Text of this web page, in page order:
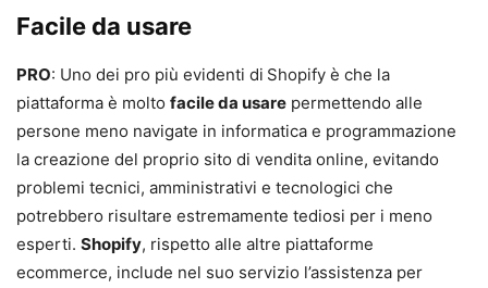
Facile da usare
PRO: Uno dei pro più evidenti di Shopify è che la
piattaforma è molto facile da usare permettendo alle
persone meno navigate in informatica e programmazione
la creazione del proprio sito di vendita online, evitando
problemi tecnici, amministrativi e tecnologici che
potrebbero risultare estremamente tediosi per i meno
esperti. Shopify, rispetto alle altre piattaforme
ecommerce, include nel suo servizio l’assistenza per